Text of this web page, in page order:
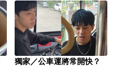
獨家／公車運將常開快？